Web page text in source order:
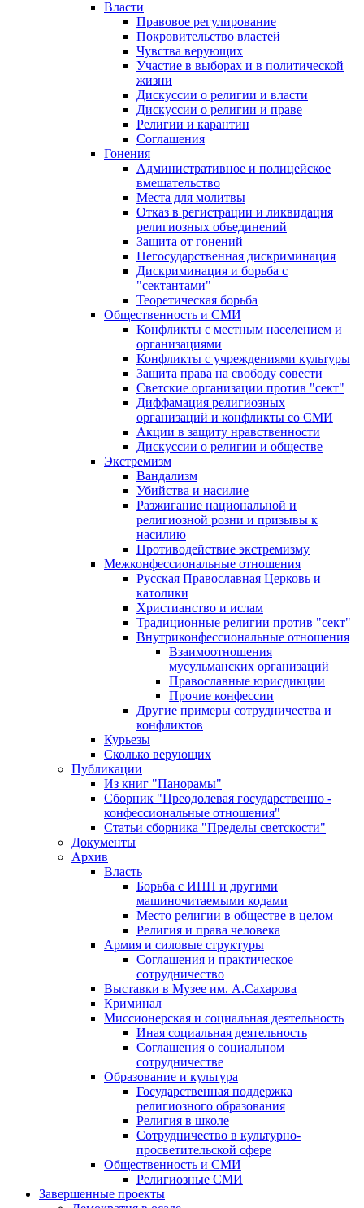
Власти
Правовое регулирование
Покровительство властей
Чувства верующих
Участие в выборах и в политической
жизни
Дискуссии о религии и власти
Дискуссии о религии и праве
Религии и карантин
Соглашения
Гонения
Административное и полицейское
вмешательство
Места для молитвы
Отказ в регистрации и ликвидация
религиозных объединений
Защита от гонений
Негосударственная дискриминация
Дискриминация и борьба с
"сектантами"
Теоретическая борьба
Общественность и СМИ
Конфликты с местным населением и
организациями
Конфликты с учреждениями культуры
Защита права на свободу совести
Светские организации против "сект"
Диффамация религиозных
организаций и конфликты со СМИ
Акции в защиту нравственности
Дискуссии о религии и обществе
Экстремизм
Вандализм
Убийства и насилие
Разжигание национальной и
религиозной розни и призывы к
насилию
Противодействие экстремизму
Межконфессиональные отношения
Русская Православная Церковь и
католики
Христианство и ислам
Традиционные религии против "сект"
Внутриконфессиональные отношения
Взаимоотношения
мусульманских организаций
Православные юрисдикции
Прочие конфессии
Другие примеры сотрудничества и
конфликтов
Курьезы
Сколько верующих
Публикации
Из книг "Панорамы"
Сборник "Преодолевая государственно -
конфессиональные отношения"
Статьи сборника "Пределы светскости"
Документы
Архив
Власть
Борьба с ИНН и другими
машиночитаемыми кодами
Место религии в обществе в целом
Религия и права человека
Армия и силовые структуры
Соглашения и практическое
сотрудничество
Выставки в Музее им. А.Сахарова
Криминал
Миссионерская и социальная деятельность
Иная социальная деятельность
Соглашения о социальном
сотрудничестве
Образование и культура
Государственная поддержка
религиозного образования
Религия в школе
Сотрудничество в культурно-
просветительской сфере
Общественность и СМИ
Религиозные СМИ
Завершенные проекты